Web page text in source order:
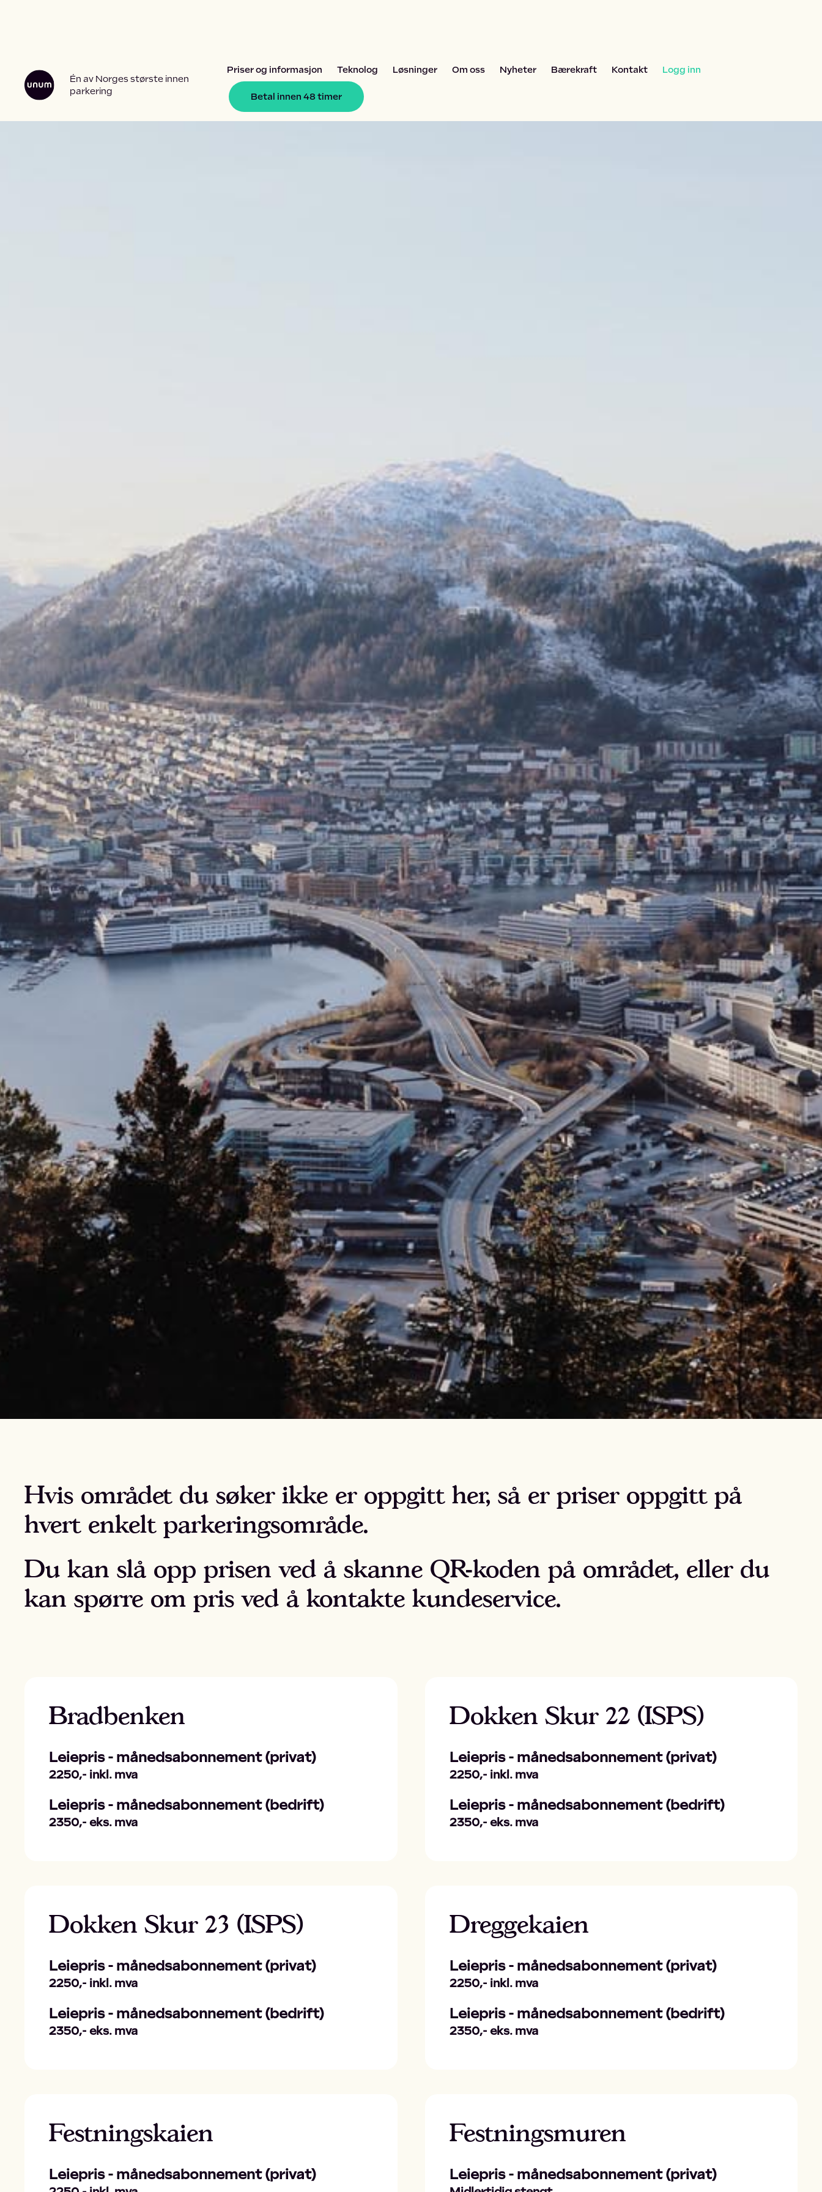
Én av Norges største innen
parkering
Priser og informasjon Teknolog Løsninger Om oss Nyheter Bærekraft Kontakt Logg inn
Betal innen 48 timer
Hvis området du søker ikke er oppgitt her, så er priser oppgitt på
hvert enkelt parkeringsområde.
Du kan slå opp prisen ved å skanne QR-koden på området, eller du
kan spørre om pris ved å kontakte kundeservice.
Bradbenken
Leiepris - månedsabonnement (privat)
2250,- inkl. mva
Leiepris - månedsabonnement (bedrift)
2350,- eks. mva
Dokken Skur 22 (ISPS)
Leiepris - månedsabonnement (privat)
2250,- inkl. mva
Leiepris - månedsabonnement (bedrift)
2350,- eks. mva
Dokken Skur 23 (ISPS)
Leiepris - månedsabonnement (privat)
2250,- inkl. mva
Leiepris - månedsabonnement (bedrift)
2350,- eks. mva
Dreggekaien
Leiepris - månedsabonnement (privat)
2250,- inkl. mva
Leiepris - månedsabonnement (bedrift)
2350,- eks. mva
Festningskaien
Leiepris - månedsabonnement (privat)
Festningsmuren
Leiepris - månedsabonnement (privat)